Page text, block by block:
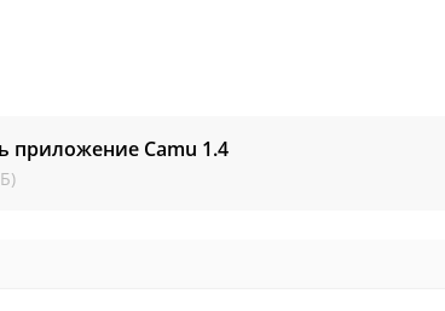
приложение Camu 1.4